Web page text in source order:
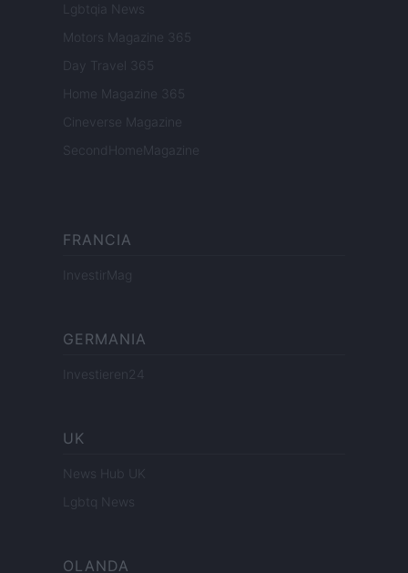
Lgbtqia News
Motors Magazine 365
Day Travel 365
Home Magazine 365
Cineverse Magazine
SecondHomeMagazine
FRANCIA
InvestirMag
GERMANIA
Investieren24
UK
News Hub UK
Lgbtq News
OLANDA